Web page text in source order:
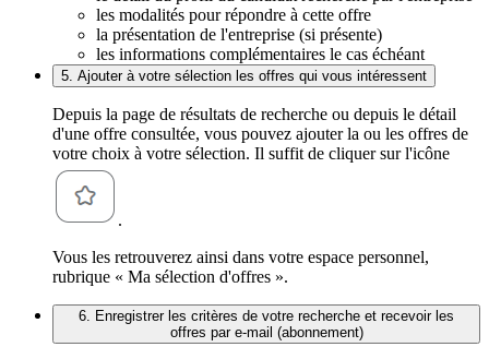
les modalités pour répondre à cette offre
la présentation de l'entreprise (si présente)
les informations complémentaires le cas échéant
5. Ajouter à votre sélection les offres qui vous intéressent
Depuis la page de résultats de recherche ou depuis le détail
d'une offre consultée, vous pouvez ajouter la ou les offres de
votre choix à votre sélection. Il suffit de cliquer sur l'icône
.
Vous les retrouverez ainsi dans votre espace personnel,
rubrique « Ma sélection d'offres ».
6. Enregistrer les critères de votre recherche et recevoir les
offres par e-mail (abonnement)